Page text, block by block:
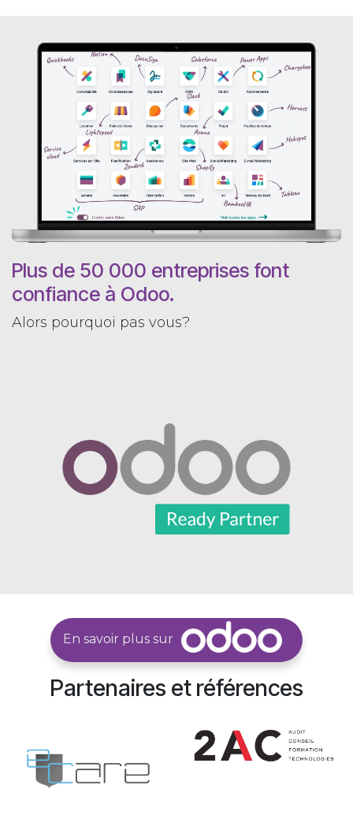
Plus de 50 000 entreprises font
confiance à Odoo.
Alors pourquoi pas vous?
En savoir plus sur
Partenaires et références